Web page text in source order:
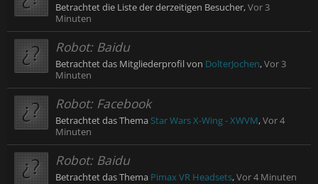
Betrachtet die Liste der derzeitigen Besucher,Vor 3
Minuten
Robot: Baidu
Betrachtet das Mitgliederprofil von DolterJochen,Vor 3
Minuten
Robot: Facebook
Betrachtet das Thema Star Wars X-Wing - XWVM,Vor 4
Minuten
Robot: Baidu
Betrachtet das Thema Pimax VR Headsets,Vor 4 Minuten